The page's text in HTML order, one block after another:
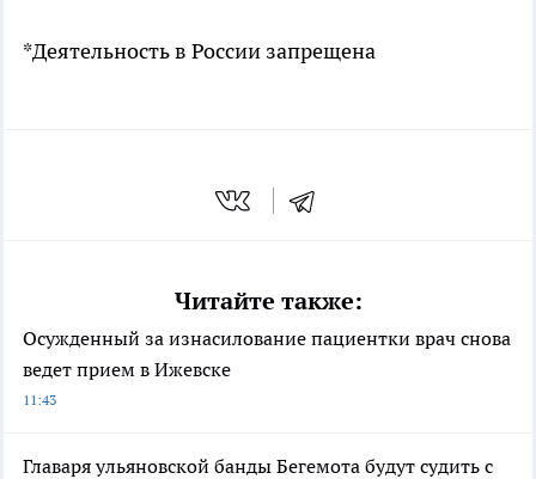
*Деятельность в России запрещена
Читайте также:
Осужденный за изнасилование пациентки врач снова
ведет прием в Ижевске
11:43
Главаря ульяновской банды Бегемота будут судить с